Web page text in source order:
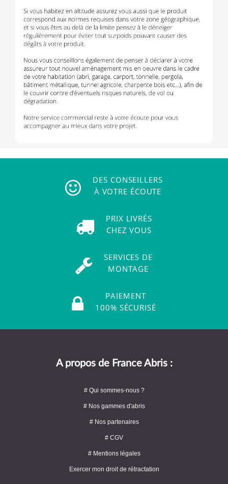
DES CONSEILLERS
À VOTRE ÉCOUTE
PRIX LIVRÉS
CHEZ VOUS
SERVICES DE
MONTAGE
PAIEMENT
100% SÉCURISÉ
A propos de France Abris :
# Qui sommes-nous ?
# Nos gammes d'abris
# Nos partenaires
# CGV
# Mentions légales
Exercer mon droit de rétractation